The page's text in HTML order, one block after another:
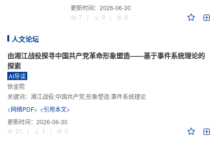
更新时间： 2026-06-30
7
| 0 | 0
人文论坛
由湘江战役探寻中国共产党革命形象塑造——基于事件系统理论的
探索
AI导读
徐金菀
关键词： 湘江战役;中国共产党;形象塑造;事件系统理论
<网络PDF> <引用本文>
更新时间： 2026-06-30
21
| 1 | 0